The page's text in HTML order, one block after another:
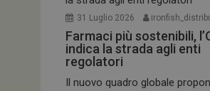
31 Luglio 2026
Farmaci più sostenibili,
indica la strada agli enti
regolatori
Il nuovo quadro globale